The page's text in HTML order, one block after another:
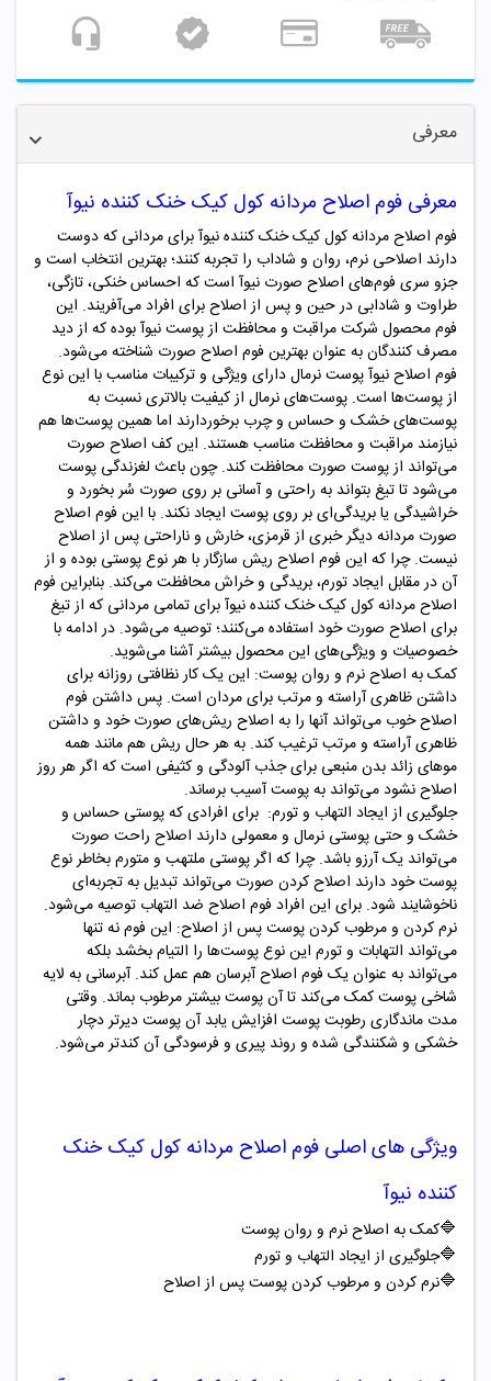
معرفی
معرفی فوم اصلاح مردانه کول کیک خنک کننده نیوآ
فوم اصلاح مردانه کول کیک خنک کننده نیوآ برای مردانی که دوست
دارند اصلاحی نرم، روان و شاداب را تجربه کنند؛ بهترین انتخاب است و
جزو سری فوم‌های اصلاح صورت نیوآ است که احساس خنکی، تازگی،
طراوت و شادابی در حین و پس از اصلاح برای افراد می‌آفریند. این
فوم محصول شرکت مراقبت و محافظت از پوست نیوآ بوده که از دید
مصرف کنندگان به عنوان بهترین فوم اصلاح صورت شناخته می‌شود.
فوم اصلاح نیوآ پوست نرمال دارای ویژگی و ترکیبات مناسب با این نوع
از پوست‌ها است. پوست‌های نرمال از کیفیت بالاتری نسبت به
پوست‌های خشک و حساس و چرب برخوردارند اما همین پوست‌ها هم
نیازمند مراقبت و محافظت مناسب هستند. این کف اصلاح صورت
می‌تواند از پوست صورت محافظت کند. چون باعث لغزندگی پوست
می‌شود تا تیغ بتواند به راحتی و آسانی بر روی صورت سُر بخورد و
خراشیدگی یا بریدگی‌ای بر روی پوست ایجاد نکند. با این فوم اصلاح
صورت مردانه دیگر خبری از قرمزی، خارش و ناراحتی پس از اصلاح
نیست. چرا که این فوم اصلاح ریش سازگار با هر نوع پوستی بوده و از
آن در مقابل ایجاد تورم، بریدگی و خراش محافظت می‌کند. بنابراین فوم
اصلاح مردانه کول کیک خنک کننده نیوآ برای تمامی مردانی که از تیغ
برای اصلاح صورت خود استفاده می‌کنند؛ توصیه می‌شود. در ادامه با
خصوصیات و ویژگی‌های این محصول بیشتر آشنا می‌شوید.
کمک به اصلاح نرم و روان پوست: این یک کار نظافتی روزانه برای
داشتن ظاهری آراسته و مرتب برای مردان است. پس داشتن فوم
اصلاح خوب می‌تواند آنها را به اصلاح ریش‌های صورت خود و داشتن
ظاهری آراسته و مرتب ترغیب کند. به هر حال ریش هم مانند همه
موهای زائد بدن منبعی برای جذب آلودگی‌ و کثیفی است که اگر هر روز
اصلاح نشود می‌تواند به پوست آسیب برساند.
جلوگیری از ایجاد التهاب و تورم: برای افرادی که پوستی حساس و
خشک و حتی پوستی نرمال و معمولی دارند اصلاح راحت صورت
می‌تواند یک آرزو باشد. چرا که اگر پوستی ملتهب و متورم بخاطر نوع
پوست خود دارند اصلاح کردن صورت می‌تواند تبدیل به تجربه‌ای
ناخوشایند شود. برای این افراد فوم اصلاح ضد التهاب توصیه می‌شود.
نرم کردن و مرطوب کردن پوست پس از اصلاح: این فوم نه تنها
می‌تواند التهابات و تورم این نوع پوست‌ها را التیام بخشد بلکه
می‌تواند به عنوان یک فوم اصلاح آبرسان هم عمل کند. آبرسانی به لایه
شاخی پوست کمک می‌کند تا آن پوست بیشتر مرطوب بماند. وقتی
مدت ماندگاری رطوبت پوست افزایش یابد آن پوست دیرتر دچار
خشکی و شکنندگی شده و روند پیری و فرسودگی آن کندتر می‌شود.
ویژگی های اصلی فوم اصلاح مردانه کول کیک خنک
کننده نیوآ
🔷کمک به اصلاح نرم و روان پوست
🔷جلوگیری از ایجاد التهاب و تورم
🔷نرم کردن و مرطوب کردن پوست پس از اصلاح